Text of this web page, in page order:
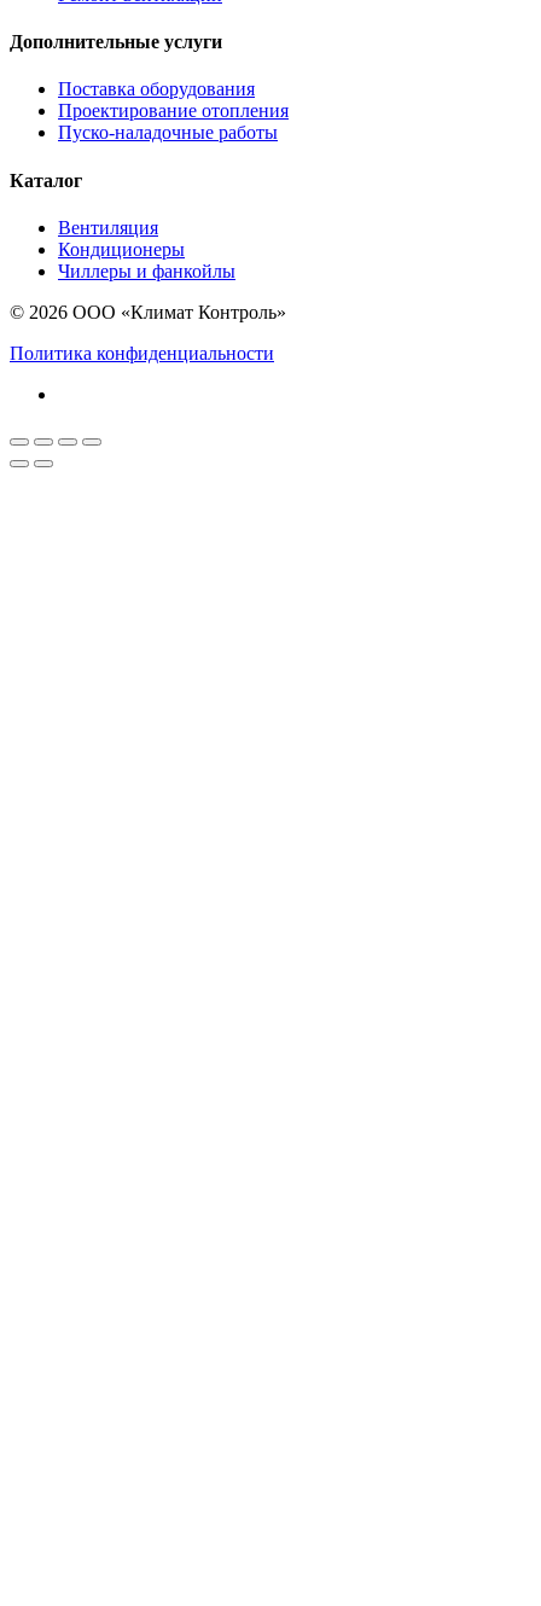
Дополнительные услуги
Поставка оборудования
Проектирование отопления
Пуско-наладочные работы
Каталог
Вентиляция
Кондиционеры
Чиллеры и фанкойлы
© 2026 ООО «Климат Контроль»
Политика конфиденциальности